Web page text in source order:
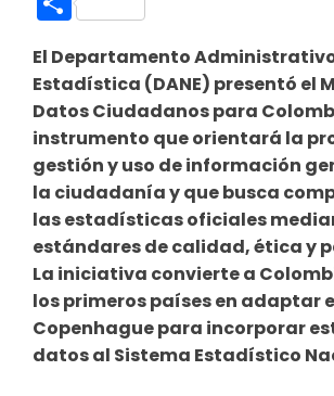
El Departamento
Estadística (DANE) presentó el
Datos Ciudadanos para
instrumento que orientará la
gestión y uso de información
la ciudadanía y que busca
las estadísticas oficiales
estándares de calidad, ética y
La iniciativa convierte a
los primeros países en adaptar
Copenhague para incorporar
datos al Sistema Estadístico